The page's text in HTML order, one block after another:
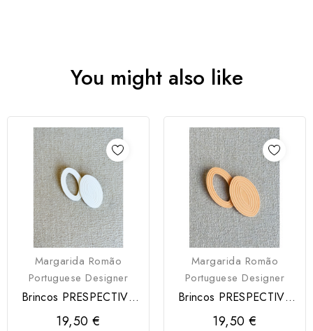
You might also like
Margarida Romão
Portuguese Designer
Brincos PRESPECTIVA
Modartt Craft
19,50 €
Margarida Romão
Portuguese Designer
Brincos PRESPECTIVA
Modartt Craft
19,50 €